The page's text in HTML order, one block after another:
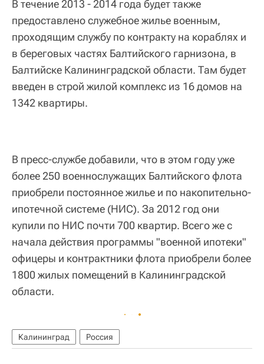
В течение 2013 - 2014 года будет также
предоставлено служебное жилье военным,
проходящим службу по контракту на кораблях и
в береговых частях Балтийского гарнизона, в
Балтийске Калининградской области. Там будет
введен в строй жилой комплекс из 16 домов на
1342 квартиры.
В пресс-службе добавили, что в этом году уже
более 250 военнослужащих Балтийского флота
приобрели постоянное жилье и по накопительно-
ипотечной системе (НИС). За 2012 год они
купили по НИС почти 700 квартир. Всего же с
начала действия программы "военной ипотеки"
офицеры и контрактники флота приобрели более
1800 жилых помещений в Калининградской
области.
Калининград Россия